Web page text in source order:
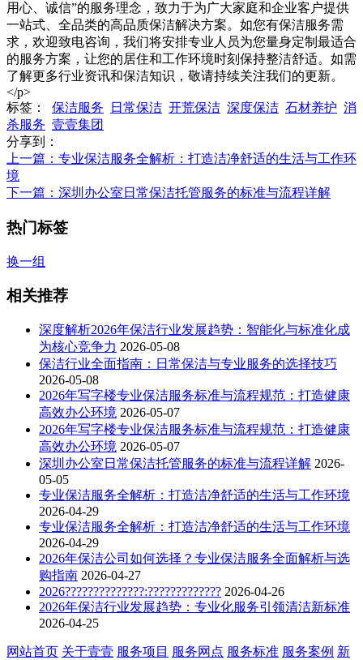
用心、诚信”的服务理念，致力于为广大家庭和企业客户提供
一站式、全品类的高品质保洁解决方案。如您有保洁服务需
求，欢迎致电咨询，我们将安排专业人员为您量身定制最适合
的服务方案，让您的居住和工作环境时刻保持整洁舒适。如需
了解更多行业资讯和保洁知识，敬请持续关注我们的更新。
</p>
标签： 保洁服务 日常保洁 开荒保洁 深度保洁 石材养护 消
杀服务 壹壹集团
分享到：
上一篇 ：专业保洁服务全解析：打造洁净舒适的生活与工作环
境
下一篇 ：深圳办公室日常保洁托管服务的标准与流程详解
热门标签
换一组
相关推荐
深度解析2026年保洁行业发展趋势：智能化与标准化成
为核心竞争力 2026-05-08
保洁行业全面指南：日常保洁与专业服务的选择技巧
2026-05-08
2026年写字楼专业保洁服务标准与流程规范：打造健康
高效办公环境 2026-05-07
2026年写字楼专业保洁服务标准与流程规范：打造健康
高效办公环境 2026-05-07
深圳办公室日常保洁托管服务的标准与流程详解 2026-
05-05
专业保洁服务全解析：打造洁净舒适的生活与工作环境
2026-04-29
专业保洁服务全解析：打造洁净舒适的生活与工作环境
2026-04-29
2026年保洁公司如何选择？专业保洁服务全面解析与选
购指南 2026-04-27
2026??????????????:????????????? 2026-04-26
2026年保洁行业发展趋势：专业化服务引领清洁新标准
2026-04-25
网站首页 关于壹壹 服务项目 服务网点 服务标准 服务案例 新